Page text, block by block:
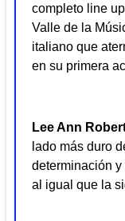
completo line
Valle de la
italiano que
en su primera
Lee Ann
lado más duro
determinación
al igual que la